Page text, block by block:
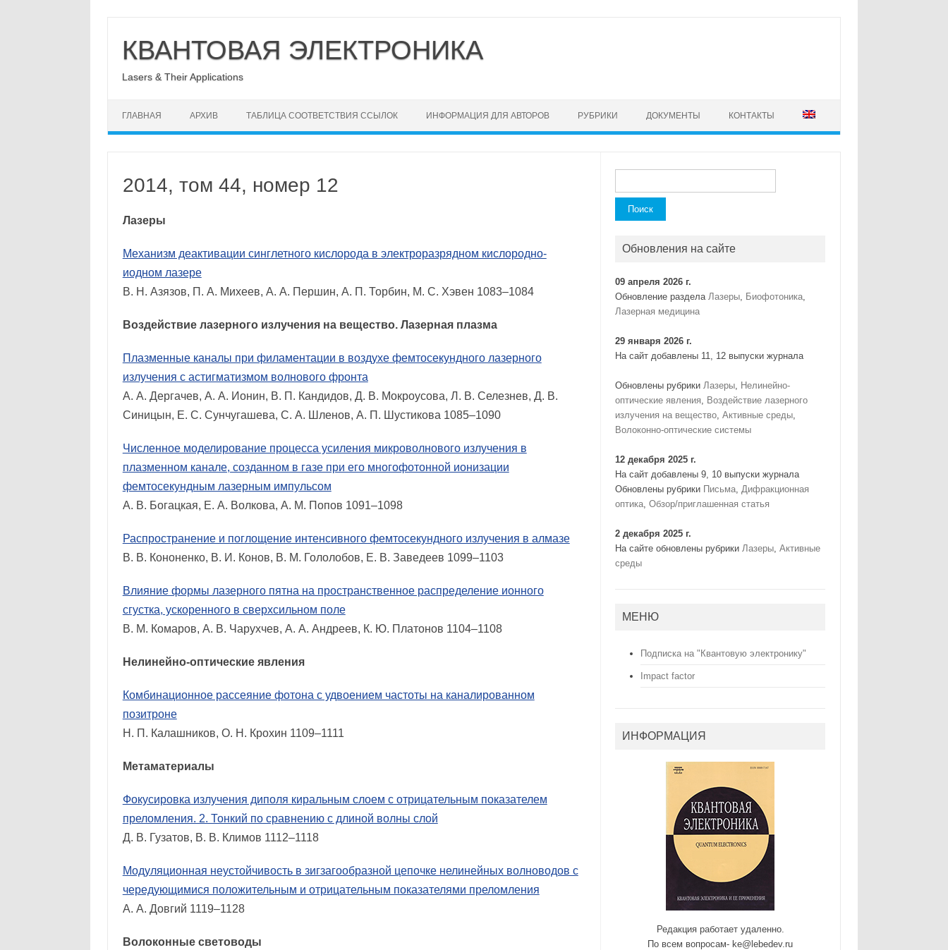
содержимому
КВАНТОВАЯ ЭЛЕКТРОНИКА
Lasers & Their Applications
ГЛАВНАЯ АРХИВ ТАБЛИЦА СООТВЕТСТВИЯ ССЫЛОК ИНФОРМАЦИЯ ДЛЯ АВТОРОВ РУБРИКИ ДОКУМЕНТЫ КОНТАКТЫ
2014, том 44, номер 12
Лазеры
Механизм деактивации синглетного кислорода в электроразрядном кислородно-
иодном лазере
В. Н. Азязов, П. А. Михеев, А. А. Першин, А. П. Торбин, М. C. Хэвен 1083–1084
Воздействие лазерного излучения на вещество. Лазерная плазма
Плазменные каналы при филаментации в воздухе фемтосекундного лазерного
излучения с астигматизмом волнового фронта
А. А. Дергачев, А. А. Ионин, В. П. Кандидов, Д. В. Мокроусова, Л. В. Селезнев, Д. В.
Синицын, Е. С. Сунчугашева, С. А. Шленов, А. П. Шустикова 1085–1090
Численное моделирование процесса усиления микроволнового излучения в
плазменном канале, созданном в газе при его многофотонной ионизации
фемтосекундным лазерным импульсом
А. В. Богацкая, Е. А. Волкова, А. М. Попов 1091–1098
Распространение и поглощение интенсивного фемтосекундного излучения в алмазе
В. В. Кононенко, В. И. Конов, В. М. Гололобов, Е. В. Заведеев 1099–1103
Влияние формы лазерного пятна на пространственное распределение ионного
сгустка, ускоренного в сверхсильном поле
В. М. Комаров, А. В. Чарухчев, А. А. Андреев, К. Ю. Платонов 1104–1108
Нелинейно-оптические явления
Комбинационное рассеяние фотона с удвоением частоты на каналированном
позитроне
Н. П. Калашников, О. Н. Крохин 1109–1111
Метаматериалы
Фокусировка излучения диполя киральным слоем с отрицательным показателем
преломления. 2. Тонкий по сравнению с длиной волны слой
Д. В. Гузатов, В. В. Климов 1112–1118
Модуляционная неустойчивость в зигзагообразной цепочке нелинейных волноводов с
чередующимися положительным и отрицательным показателями преломления
А. А. Довгий 1119–1128
Волоконные световоды
Обновления на сайте
09 апреля 2026 г.
Обновление разделаЛазеры, Биофотоника,
Лазерная медицина
29 января 2026 г.
На сайт добавлены 11, 12 выпуски журнала
Обновлены рубрикиЛазеры, Нелинейно-
оптические явления, Воздействие лазерного
излучения на вещество,Активные среды,
Волоконно-оптические системы
12 декабря 2025 г.
На сайт добавлены 9, 10 выпуски журнала
Обновлены рубрики Письма,Дифракционная
оптика,Обзор/приглашенная статья
2 декабря 2025 г.
На сайте обновлены рубрикиЛазеры,Активные
среды
МЕНЮ
Подписка на "Квантовую электронику"
Impact factor
ИНФОРМАЦИЯ
Редакция работает удаленно.
По всем вопросам- ke@lebedev.ru